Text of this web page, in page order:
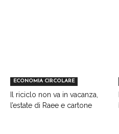
ECONOMIA CIRCOLARE
Il riciclo non va in vacanza,
l’estate di Raee e cartone